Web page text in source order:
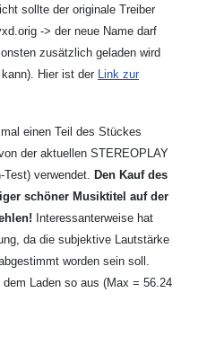
sollte der originale Treiber
-> der neue Name darf
zusätzlich geladen wird
Hier ist der Link zur
einen Teil des Stückes
der aktuellen STEREOPLAY
Test) verwendet. Den Kauf des
schöner Musiktitel auf der
Interessanterweise hat
da die subjektive Lautstärke
worden sein soll.
Laden so aus (Max = 56.24